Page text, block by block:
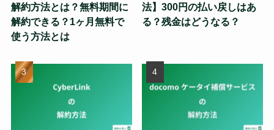
解約方法とは？無料期間に
解約できる？1ヶ月無料で
使う方法とは
法】300円の払い戻しはあ
る？残金はどうなる？